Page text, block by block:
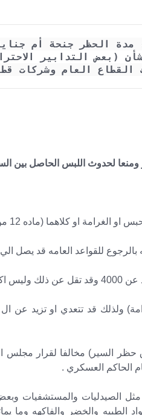
القطاع العام وشركات
لحدوث اللبس الحاصل بين
كلاهما (ماده 12 من القرار الوزاري ) .
بالرجوع للقواعد العامه قد
ذلك .
السير) مخالفا لقرار مجلس
الحاكم العسكري .
الصيدليات والمستشفيات
الطبيه والخضر والفاكهه وما